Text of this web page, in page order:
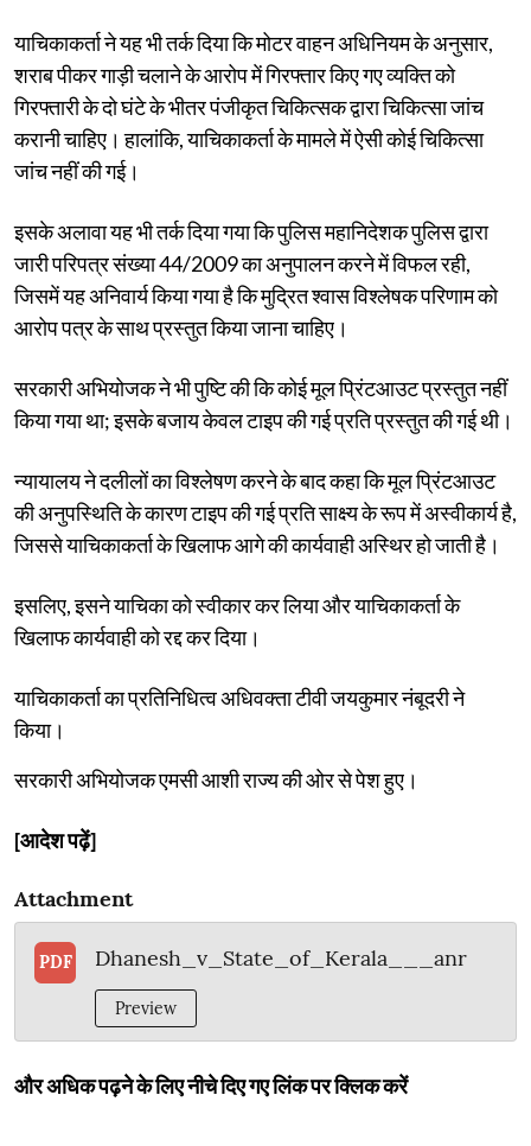
याचिकाकर्ता ने यह भी तर्क दिया कि मोटर वाहन अधिनियम के अनुसार,
शराब पीकर गाड़ी चलाने के आरोप में गिरफ्तार किए गए व्यक्ति को
गिरफ्तारी के दो घंटे के भीतर पंजीकृत चिकित्सक द्वारा चिकित्सा जांच
करानी चाहिए। हालांकि, याचिकाकर्ता के मामले में ऐसी कोई चिकित्सा
जांच नहीं की गई।
इसके अलावा यह भी तर्क दिया गया कि पुलिस महानिदेशक पुलिस द्वारा
जारी परिपत्र संख्या 44/2009 का अनुपालन करने में विफल रही,
जिसमें यह अनिवार्य किया गया है कि मुद्रित श्वास विश्लेषक परिणाम को
आरोप पत्र के साथ प्रस्तुत किया जाना चाहिए।
सरकारी अभियोजक ने भी पुष्टि की कि कोई मूल प्रिंटआउट प्रस्तुत नहीं
किया गया था; इसके बजाय केवल टाइप की गई प्रति प्रस्तुत की गई थी।
न्यायालय ने दलीलों का विश्लेषण करने के बाद कहा कि मूल प्रिंटआउट
की अनुपस्थिति के कारण टाइप की गई प्रति साक्ष्य के रूप में अस्वीकार्य है,
जिससे याचिकाकर्ता के खिलाफ आगे की कार्यवाही अस्थिर हो जाती है।
इसलिए, इसने याचिका को स्वीकार कर लिया और याचिकाकर्ता के
खिलाफ कार्यवाही को रद्द कर दिया।
याचिकाकर्ता का प्रतिनिधित्व अधिवक्ता टीवी जयकुमार नंबूदरी ने
किया।
सरकारी अभियोजक एमसी आशी राज्य की ओर से पेश हुए।
[आदेश पढ़ें]
Attachment
PDF Dhanesh_v_State_of_Kerala___anr
Preview
और अधिक पढ़ने के लिए नीचे दिए गए लिंक पर क्लिक करें